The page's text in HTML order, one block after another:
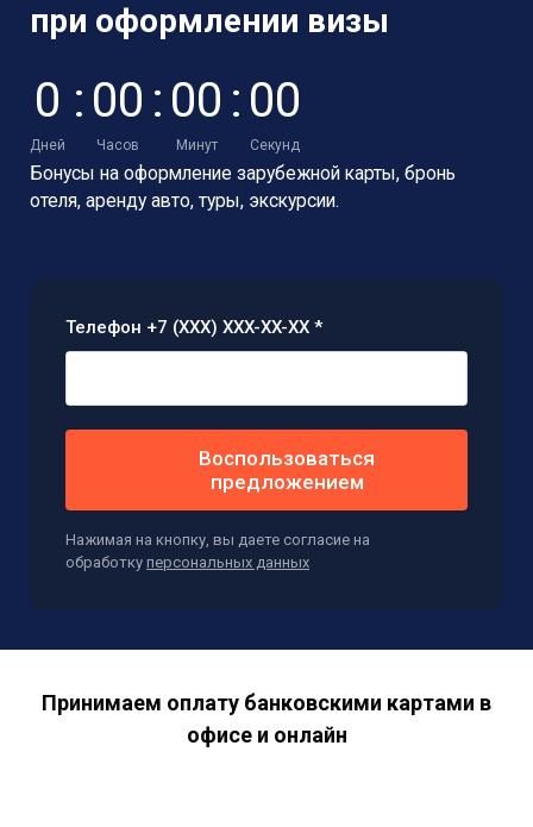
при оформлении визы
0
Дней
: 00
Часов
: 00
Минут
: 00
Секунд
Бонусы на оформление зарубежной карты, бронь
отеля, аренду авто, туры, экскурсии.
Телефон +7 (XXX) XXX-XX-XX *
Воспользоваться
предложением
Нажимая на кнопку, вы даете согласие на
обработку персональных данных
Принимаем оплату банковскими картами в
офисе и онлайн